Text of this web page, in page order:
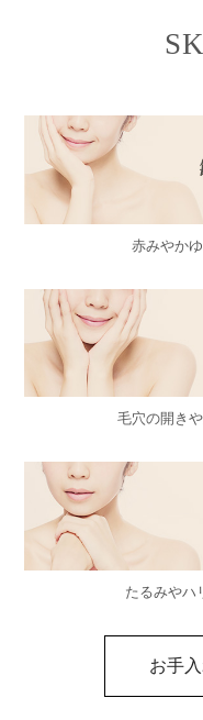
赤みやかゆ
毛穴の開きや
たるみやハ
お手